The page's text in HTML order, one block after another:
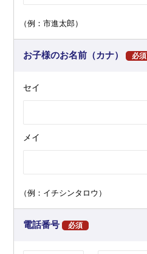
（例：市進太郎）
お子様のお名前（カナ） 必須
セイ
メイ
（例：イチシンタロウ）
電話番号 必須